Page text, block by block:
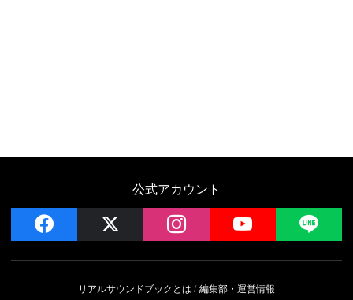
公式アカウント
facebook instagram YouTube
リアルサウンドブックとは 編集部・運営情報